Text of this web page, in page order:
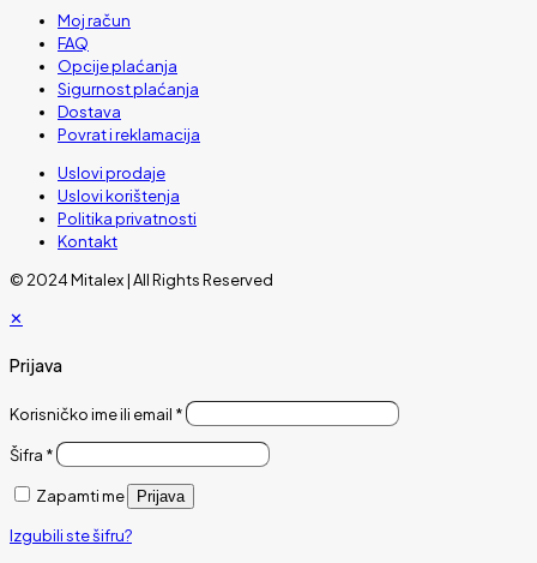
Moj račun
FAQ
Opcije plaćanja
Sigurnost plaćanja
Dostava
Povrat i reklamacija
Uslovi prodaje
Uslovi korištenja
Politika privatnosti
Kontakt
© 2024 Mitalex | All Rights Reserved
✕
Prijava
Korisničko ime ili email *
Šifra *
Zapamti me Prijava
Izgubili ste šifru?